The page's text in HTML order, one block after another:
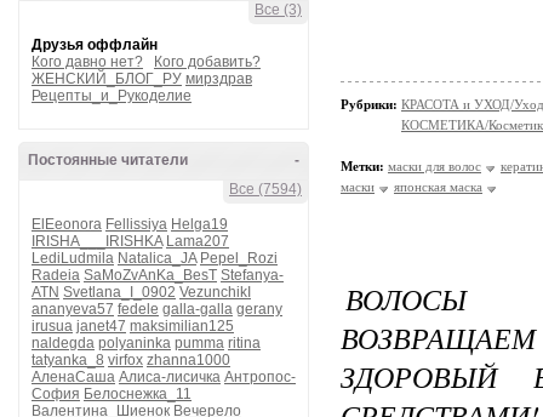
Все (3)
Друзья оффлайн
Кого давно нет?
Кого добавить?
ЖЕНСКИЙ_БЛОГ_РУ мирздрав
Рецепты_и_Рукоделие
-
Постоянные читатели
Все (7594)
ElEeonora Fellissiya Helga19
IRISHA___IRISHKA Lama207
LediLudmila Natalica_JA Pepel_Rozi
Radeia SaMoZvAnKa_BesT Stefanya-
ATN Svetlana_I_0902 VezunchikI
ananyeva57 fedele galla-galla gerany
irusua janet47 maksimilian125
naldegda polyaninka pumma ritina
tatyanka_8 virfox zhanna1000
АленаСаша Алиса-лисичка Антропос-
София Белоснежка_11
Валентина_Шиенок Вечерело
Рубрики: КРАСОТА и УХОД/Уход
КОСМЕТИКА/
Метки: маски для волос
маски
японская маска
ВОЛОСЫ
ЗДОРОВЫЙ